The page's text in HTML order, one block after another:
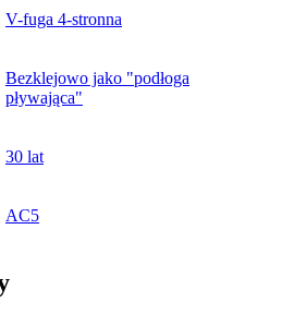
V-fuga 4-stronna
Bezklejowo jako "podłoga
pływająca"
30 lat
AC5